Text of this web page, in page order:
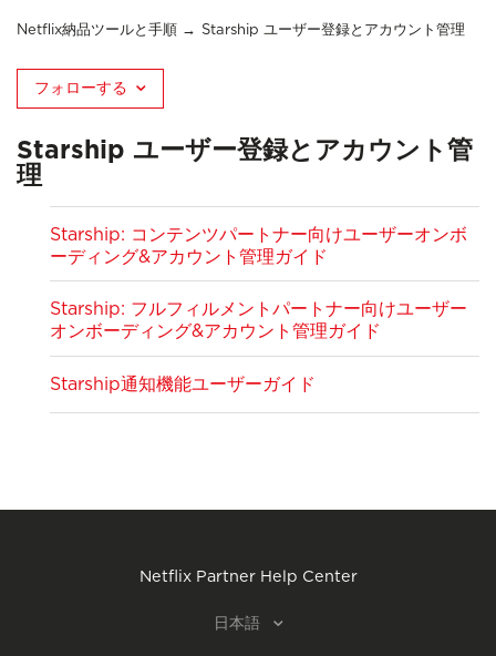
Netflix納品ツールと手順 Starship ユーザー登録とアカウント管理
フォローする
Starship ユーザー登録とアカウント管
理
Starship: コンテンツパートナー向けユーザーオンボ
ーディング&アカウント管理ガイド
Starship: フルフィルメントパートナー向けユーザー
オンボーディング&アカウント管理ガイド
Starship通知機能ユーザーガイド
Netflix Partner Help Center
日本語